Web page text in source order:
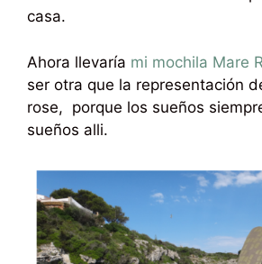
casa.
Ahora llevaría mi mochila Mare
ser otra que la representación
rose, porque los sueños
sueños alli.